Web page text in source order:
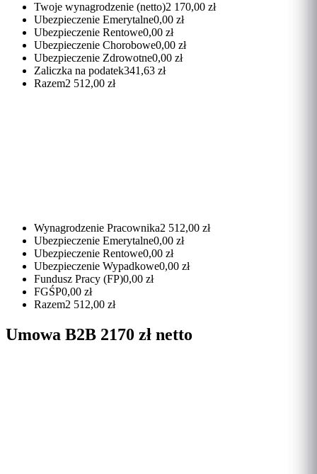
Twoje wynagrodzenie (netto)2 170,00 zł
Ubezpieczenie Emerytalne0,00 zł
Ubezpieczenie Rentowe0,00 zł
Ubezpieczenie Chorobowe0,00 zł
Ubezpieczenie Zdrowotne0,00 zł
Zaliczka na podatek341,63 zł
Razem2 512,00 zł
Wynagrodzenie Pracownika2 512,00 zł
Ubezpieczenie Emerytalne0,00 zł
Ubezpieczenie Rentowe0,00 zł
Ubezpieczenie Wypadkowe0,00 zł
Fundusz Pracy (FP)0,00 zł
FGŚP0,00 zł
Razem2 512,00 zł
Umowa B2B 2170 zł netto